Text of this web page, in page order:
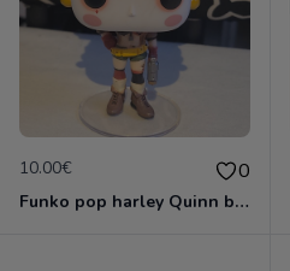
10.00€ 0
Funko pop harley Quinn bombshells